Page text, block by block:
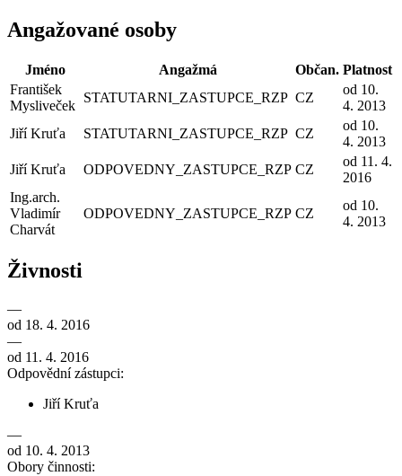
Angažované osoby
Jméno Angažmá Občan. Platnost
František
Mysliveček
STATUTARNI_ZASTUPCE_RZP CZ
od 10.
4. 2013
Jiří Kruťa
STATUTARNI_ZASTUPCE_RZP CZ
od 10.
4. 2013
Jiří Kruťa
ODPOVEDNY_ZASTUPCE_RZP CZ
od 11. 4.
2016
Ing.arch.
Vladimír
Charvát
ODPOVEDNY_ZASTUPCE_RZP CZ
od 10.
4. 2013
Živnosti
—
od 18. 4. 2016
—
od 11. 4. 2016
Odpovědní zástupci:
Jiří Kruťa
—
od 10. 4. 2013
Obory činnosti: